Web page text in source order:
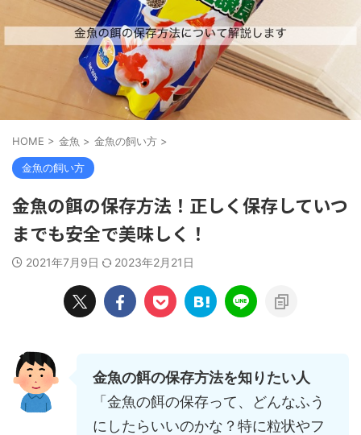
HOME > 金魚 > 金魚の飼い方 >
金魚の飼い方
金魚の餌の保存方法！正しく保存していつ
までも安全で美味しく！
2021年7月9日 2023年2月21日
金魚の餌の保存方法を知りたい人
「金魚の餌の保存って、どんなふう
にしたらいいのかな？特に粒状やフ